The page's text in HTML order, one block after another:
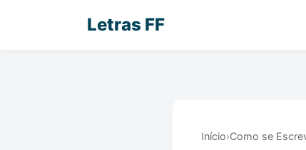
Letras FF
Início›Como se